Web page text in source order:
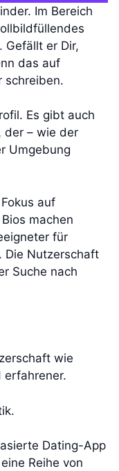
Im Bereich
Gefällt er Dir,
das auf
schreiben.
Es gibt auch
der – wie der
Umgebung
auf
machen
für
Die Nutzerschaft
Suche nach
wie
erfahrener.
Dating-App
Reihe von